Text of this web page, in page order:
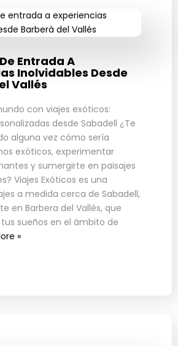
Entrada A
Inolvidables Desde
Vallés
con viajes exóticos:
desde Sabadell ¿Te
alguna vez cómo sería
exóticos, experimentar
y sumergirte en paisajes
Viajes Exóticos es una
a medida cerca de Sabadell,
en Barbera del Vallés, que
sueños en el ámbito de
»